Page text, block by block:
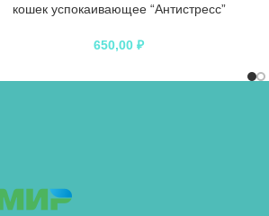
кошек успокаивающее “Антистресс”
650,00₽